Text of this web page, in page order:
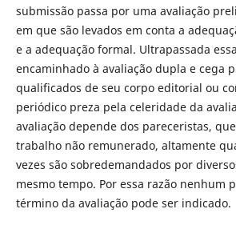
submissão passa por uma avaliação
em que são levados em conta a
e a adequação formal. Ultrapassada
encaminhado à avaliação dupla e cega
qualificados de seu corpo editorial ou
periódico preza pela celeridade da
avaliação depende dos pareceristas,
trabalho não remunerado, altamente
vezes são sobredemandados por
mesmo tempo. Por essa razão nenhum
término da avaliação pode ser indicado.